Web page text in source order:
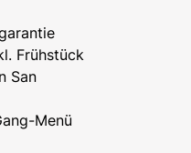
Frühstück
San
Menü